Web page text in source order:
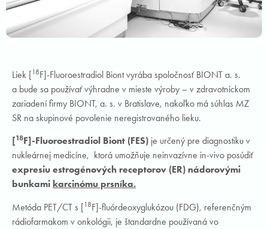
Liek [ 18F]-Fluoroestradiol Biont vyrába spoločnosť BIONT a. s.
a bude sa používať výhradne v mieste výroby – v zdravotníckom
zariadení firmy BIONT, a. s. v Bratislave, nakoľko má súhlas MZ
SR na skupinové povolenie neregistrovaného lieku.
[18F]-Fluoroestradiol Biont (FES) je určený pre diagnostiku v
nukleárnej medicíne, ktorá umožňuje neinvazívne in-vivo posúdiť
expresiu estrogénových receptorov (ER) nádorovými
bunkami karcinómu prsníka.
Metóda PET/CT s [ 18F]-fluórdeoxyglukózou (FDG), referenčným
rádiofarmakom v onkológii, je štandardne používaná vo